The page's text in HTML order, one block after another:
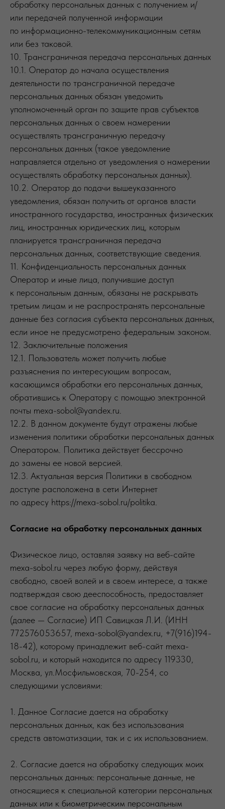
обработку персональных данных с получением и/
или передачей полученной информации
по информационно-телекоммуникационным сетям
или без таковой.
10. Трансграничная передача персональных данных
10.1. Оператор до начала осуществления
деятельности по трансграничной передаче
персональных данных обязан уведомить
уполномоченный орган по защите прав субъектов
персональных данных о своем намерении
осуществлять трансграничную передачу
персональных данных (такое уведомление
направляется отдельно от уведомления о намерении
осуществлять обработку персональных данных).
10.2. Оператор до подачи вышеуказанного
уведомления, обязан получить от органов власти
иностранного государства, иностранных физических
лиц, иностранных юридических лиц, которым
планируется трансграничная передача
персональных данных, соответствующие сведения.
11. Конфиденциальность персональных данных
Оператор и иные лица, получившие доступ
к персональным данным, обязаны не раскрывать
третьим лицам и не распространять персональные
данные без согласия субъекта персональных данных,
если иное не предусмотрено федеральным законом.
12. Заключительные положения
12.1. Пользователь может получить любые
разъяснения по интересующим вопросам,
касающимся обработки его персональных данных,
обратившись к Оператору с помощью электронной
почты mexa-sobol@yandex.ru.
12.2. В данном документе будут отражены любые
изменения политики обработки персональных данных
Оператором. Политика действует бессрочно
до замены ее новой версией.
12.3. Актуальная версия Политики в свободном
доступе расположена в сети Интернет
по адресу https://mexa-sobol.ru/politika.
Согласие на обработку персональных данных
Физическое лицо, оставляя заявку на веб-сайте
mexa-sobol.ru через любую форму, действуя
свободно, своей волей и в своем интересе, а также
подтверждая свою дееспособность, предоставляет
свое согласие на обработку персональных данных
(далее — Согласие) ИП Савицкая Л.И. (ИНН
772576053657, mexa-sobol@yandex.ru, +7(916)194-
18-42), которому принадлежит веб-сайт mexa-
sobol.ru, и который находится по адресу 119330,
Москва, ул.Мосфильмовская, 70-254, со
следующими условиями:
1. Данное Согласие дается на обработку
персональных данных, как без использования
средств автоматизации, так и с их использованием.
2. Согласие дается на обработку следующих моих
персональных данных: персональные данные, не
относящиеся к специальной категории персональных
данных или к биометрическим персональным